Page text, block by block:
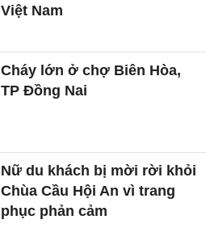
Việt Nam
Cháy lớn ở chợ Biên Hòa,
TP Đồng Nai
Nữ du khách bị mời rời khỏi
Chùa Cầu Hội An vì trang
phục phản cảm